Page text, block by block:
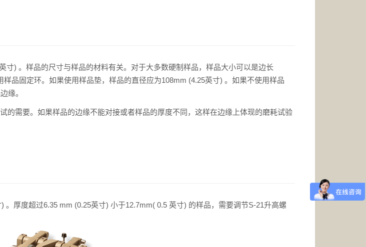
) 。样品的尺寸与样品的材料有关。对于大多数硬制样品，样品大小可以是边长
品固定环。如果使用样品垫，样品的直径应为108mm (4.25英寸) 。如果不使用样品
缘。
需要。如果样品的边缘不能对接或者样品的厚度不同，这样在边缘上体现的磨耗试验
厚度超过6.35 mm (0.25英寸) 小于12.7mm( 0.5 英寸) 的样品，需要调节S-21升高螺